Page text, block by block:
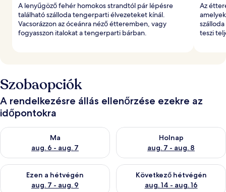
A lenyűgöző fehér homokos strandtól pár lépésre
található szálloda tengerparti élvezeteket kínál.
Vacsorázzon az óceánra néző étteremben, vagy
fogyasszon italokat a tengerparti bárban.
Az
teszi
Szobaopciók
A rendelkezésre állás ellenőrzése ezekre az
időpontokra
Ma
aug. 6 - aug. 7
A ma esti rendelkezésre állás ellenőrzése: aug. 6 - aug. 7
Holnap
aug. 7 - aug. 8
A holnapi rendelkezésre állás
Ezen a hétvégén
aug. 7 - aug. 9
A mostani hétvégi rendelkezésre állás ellenőrzése: aug. 7 -
Következő hétvégén
aug. 14 - aug. 16
A következő hétvégi